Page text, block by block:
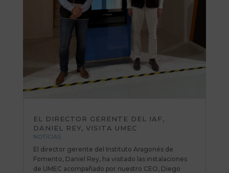
EL DIRECTOR GERENTE DEL IAF,
DANIEL REY, VISITA UMEC
NOTICIAS
El director gerente del Instituto Aragonés de
Fomento, Daniel Rey, ha visitado las instalaciones
de UMEC acompañado por nuestro CEO, Diego